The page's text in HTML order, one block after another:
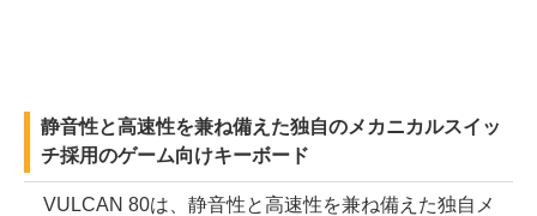
静音性と高速性を兼ね備えた独自のメカニカルスイッ
チ採用のゲーム向けキーボード
VULCAN 80は、静音性と高速性を兼ね備えた独自メ